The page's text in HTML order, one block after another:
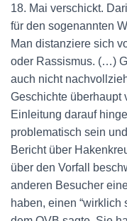
18. Mai verschickt.
für den sogenannten
Man distanziere sich
oder Rassismus. (…)
auch nicht
Geschichte überhaupt
Einleitung darauf
problematisch sein
Bericht über
über den Vorfall
anderen Besucher
haben, einen “wirklich